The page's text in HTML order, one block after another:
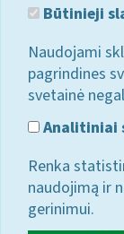
Būtinieji
Naudojami
pagrindines
svetainė
Analitiniai
Renka
naudojimą ir
gerinimui.